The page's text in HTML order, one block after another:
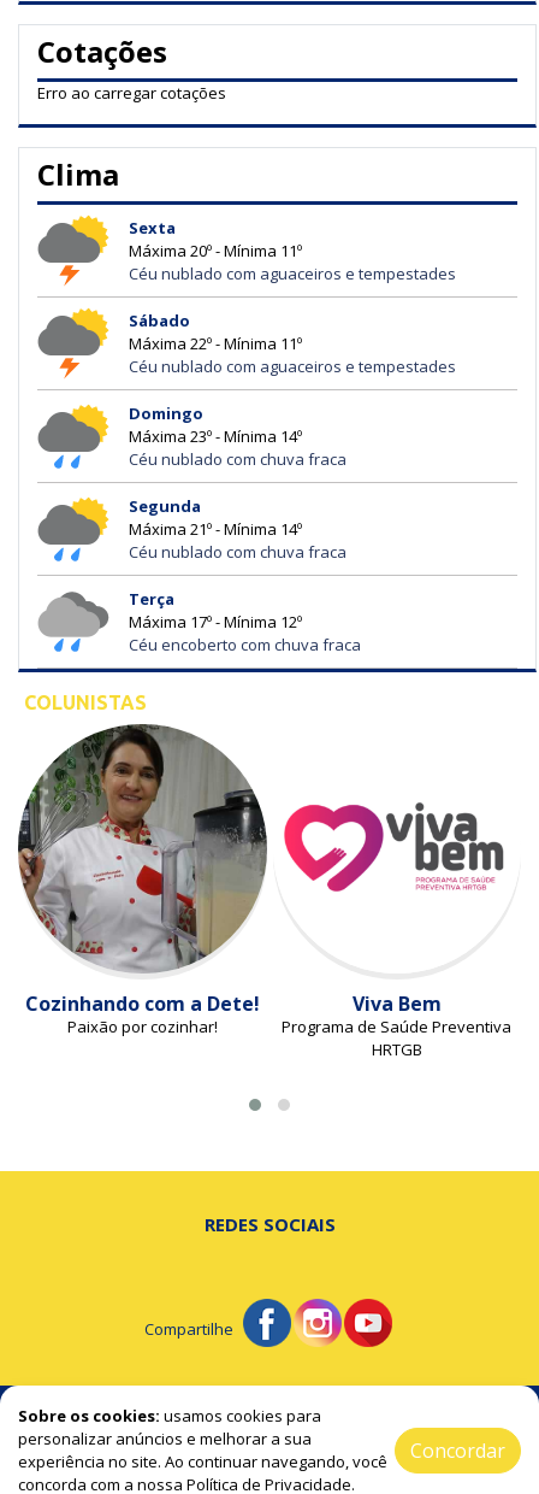
Cotações
Erro ao carregar cotações
Clima
Sexta
Máxima 20º - Mínima 11º
Céu nublado com aguaceiros e tempestades
Sábado
Máxima 22º - Mínima 11º
Céu nublado com aguaceiros e tempestades
Domingo
Máxima 23º - Mínima 14º
Céu nublado com chuva fraca
Segunda
Máxima 21º - Mínima 14º
Céu nublado com chuva fraca
Terça
Máxima 17º - Mínima 12º
Céu encoberto com chuva fraca
COLUNISTAS
Cozinhando com a Dete!
Paixão por cozinhar!
Viva Bem
Programa de Saúde Preventiva
HRTGB
Sobre os cookies: usamos cookies para
personalizar anúncios e melhorar a sua
experiência no site. Ao continuar navegando, você
concorda com a nossa Política de Privacidade.
Concordar
REDES SOCIAIS
Compartilhe
© Portal de Beltrão - A notícia na hora certa!
2019 / 2026 ® Todos os Direitos Reservado